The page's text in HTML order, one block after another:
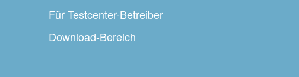
Für Testcenter-Betreiber
Download-Bereich